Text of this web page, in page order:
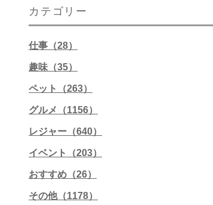
カテゴリー
仕事（28）
趣味（35）
ペット（263）
グルメ（1156）
レジャー（640）
イベント（203）
おすすめ（26）
その他（1178）